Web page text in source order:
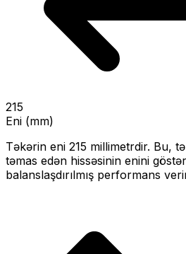
215
Eni (mm)
Təkərin eni 215 millimetrdir. Bu,
təmas edən hissəsinin enini
balanslaşdırılmış performans